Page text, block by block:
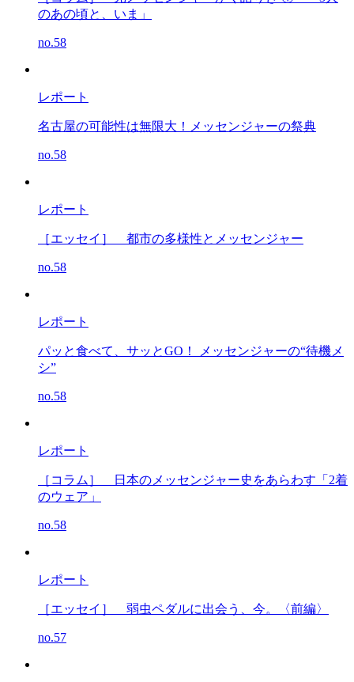
のあの頃と、いま」
no.58
レポート
名古屋の可能性は無限大！メッセンジャーの祭典
no.58
レポート
［エッセイ］ 都市の多様性とメッセンジャー
no.58
レポート
パッと食べて、サッとGO！ メッセンジャーの“待機メ
シ”
no.58
レポート
［コラム］
日本のメッセンジャー史をあらわす「2着
のウェア」
no.58
レポート
［エッセイ］ 弱虫ペダルに出会う、今。〈前編〉
no.57